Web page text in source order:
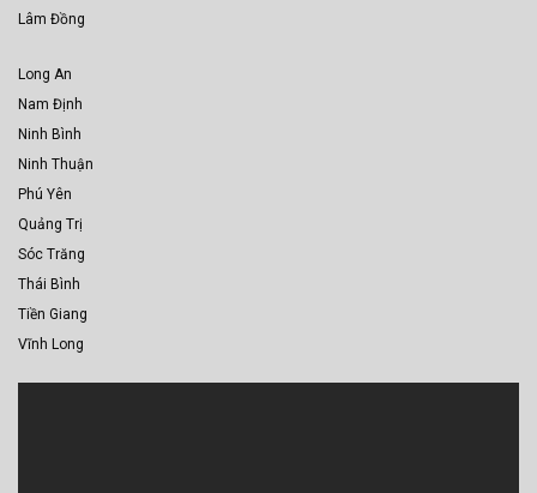
Lâm Đồng
Long An
Nam Định
Ninh Bình
Ninh Thuận
Phú Yên
Quảng Trị
Sóc Trăng
Thái Bình
Tiền Giang
Vĩnh Long